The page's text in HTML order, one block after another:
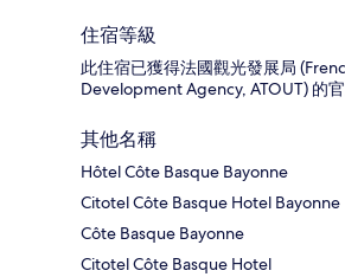
住宿等級
此住宿已獲得法國觀光發展局
Development Agency, ATOUT) 的官
其他名稱
Hôtel Côte Basque Bayonne
Citotel Côte Basque Hotel Bayonne
Côte Basque Bayonne
Citotel Côte Basque Hotel